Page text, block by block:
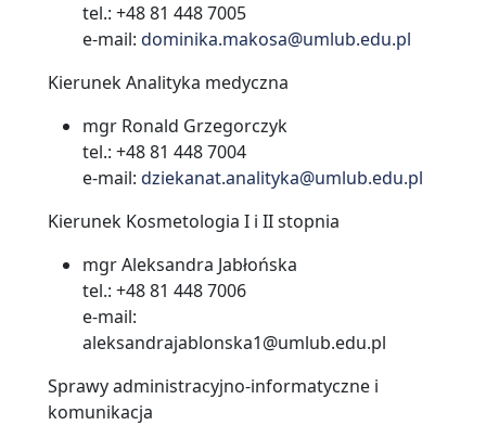
tel.: +48 81 448 7005
e-mail: dominika.makosa@umlub.edu.pl
Kierunek Analityka medyczna
mgr Ronald Grzegorczyk
tel.: +48 81 448 7004
e-mail: dziekanat.analityka@umlub.edu.pl
Kierunek Kosmetologia I i II stopnia
mgr Aleksandra Jabłońska
tel.: +48 81 448 7006
e-mail:
aleksandrajablonska1@umlub.edu.pl
Sprawy administracyjno-informatyczne i
komunikacja